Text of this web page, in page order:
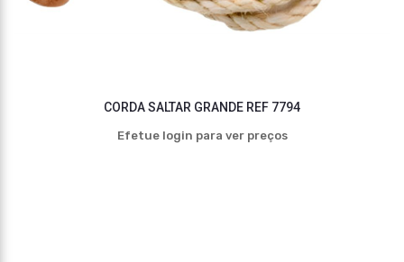
CORDA SALTAR GRANDE REF 7794
Efetue login para ver preços